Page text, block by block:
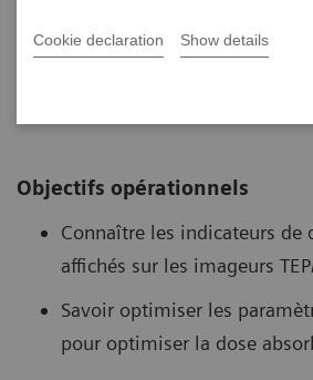
Cookie declaration Show details
Objectifs opérationnels
Connaître les indicateurs de
affichés sur les imageurs
Savoir optimiser les
pour optimiser la dose